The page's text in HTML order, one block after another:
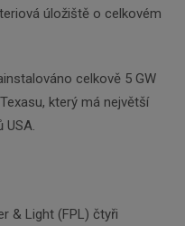
úložiště o celkovém
celkově 5 GW
který má největší
& Light (FPL) čtyři